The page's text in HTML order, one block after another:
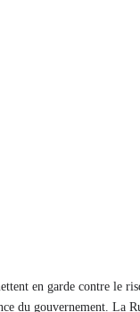
en garde contre le
du gouvernement. La